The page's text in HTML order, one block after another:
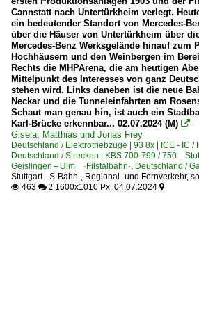
Cannstatt nach Untertürkheim verlegt.
ein bedeutender Standort von Mercedes-
über die Häuser von Untertürkheim über
Mercedes-Benz Werksgelände hinauf zum
Hochhäusern und den Weinbergen im
Rechts die MHPArena, die am heutigen
Mittelpunkt des Interesses von ganz
stehen wird. Links daneben ist die neue
Neckar und die Tunneleinfahrten am
Schaut man genau hin, ist auch ein
Karl-Brücke erkennbar... 02.07.2024 (M) 
Gisela, Matthias und Jonas Frey
Deutschland / Elektrotriebzüge | 93 8x | ICE - IC
Deutschland / Strecken | KBS 700-799 / 750
Geislingen – Ulm ·Filstalbahn·, Deutschland /
Stuttgart - S-Bahn-, Regional- und Fernverkehr,
 463  2 1600x1010 Px, 04.07.2024 